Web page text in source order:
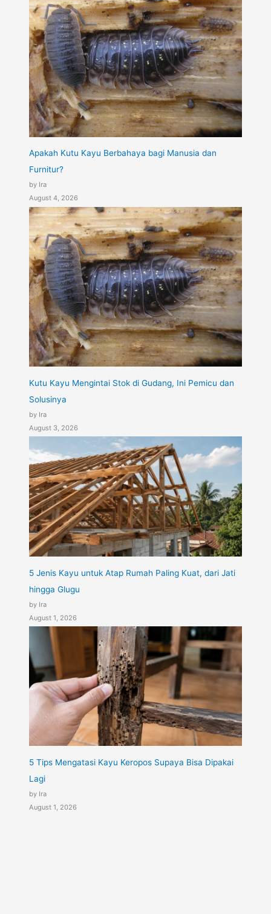
Apakah Kutu Kayu Berbahaya bagi Manusia dan
Furnitur?
by Ira
August 4, 2026
Kutu Kayu Mengintai Stok di Gudang, Ini Pemicu dan
Solusinya
by Ira
August 3, 2026
5 Jenis Kayu untuk Atap Rumah Paling Kuat, dari Jati
hingga Glugu
by Ira
August 1, 2026
5 Tips Mengatasi Kayu Keropos Supaya Bisa Dipakai
Lagi
by Ira
August 1, 2026